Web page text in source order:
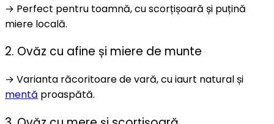
→ Perfect pentru toamnă, cu scorțișoară și puțină
miere locală.
2. Ovăz cu afine și miere de munte
→ Varianta răcoritoare de vară, cu iaurt natural și
mentă proaspătă.